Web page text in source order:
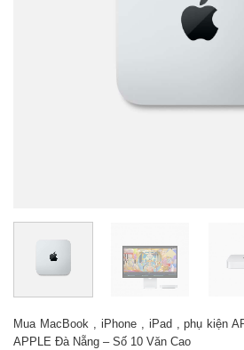
Mua MacBook , iPhone , iPad , phụ kiện
APPLE Đà Nẵng – Số 10 Văn Cao